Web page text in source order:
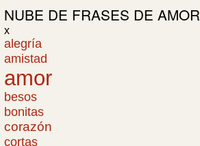
NUBE DE FRASES DE AMOR
x
alegría
amistad
amor
besos
bonitas
corazón
cortas